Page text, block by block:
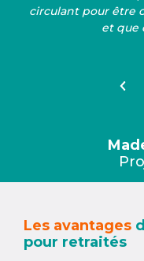
circulant pour être
et que
Les avantages
pour retraités